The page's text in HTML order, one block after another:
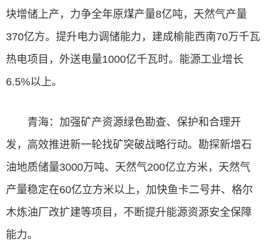
块增储上产，力争全年原煤产量8亿吨，天然气产量
370亿方。提升电力调储能力，建成榆能西南70万千瓦
热电项目，外送电量1000亿千瓦时。能源工业增长
6.5%以上。
青海：加强矿产资源绿色勘查、保护和合理开
发，高效推进新一轮找矿突破战略行动。勘探新增石
油地质储量3000万吨、天然气200亿立方米，天然气
产量稳定在60亿立方米以上，加快鱼卡二号井、格尔
木炼油厂改扩建等项目，不断提升能源资源安全保障
能力。